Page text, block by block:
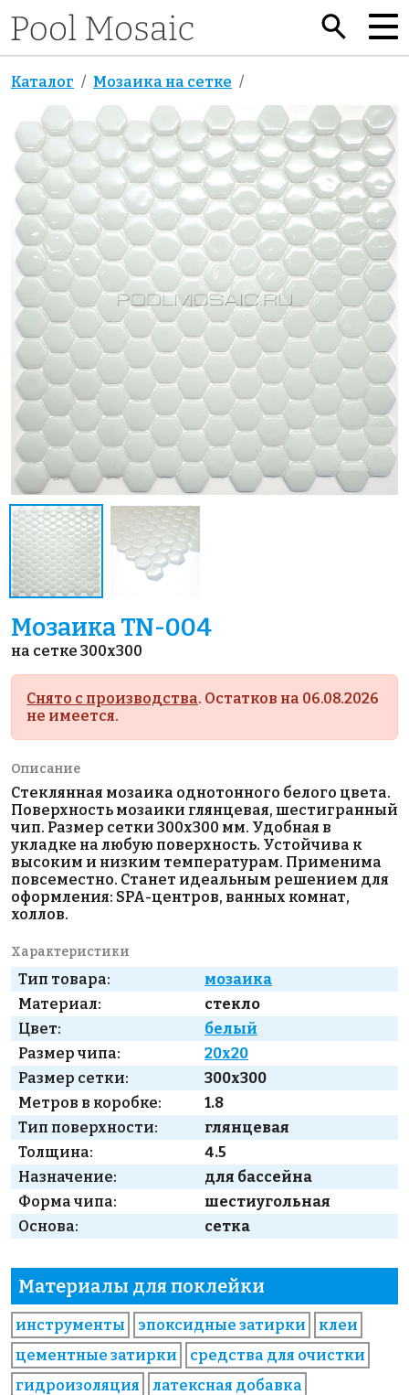
Каталог Мозаика на сетке
Мозаика TN-004
на сетке 300x300
Снято с производства. Остатков на 06.08.2026
не имеется.
Описание
Стеклянная мозаика однотонного белого цвета.
Поверхность мозаики глянцевая, шестигранный
чип. Размер сетки 300х300 мм. Удобная в
укладке на любую поверхность. Устойчива к
высоким и низким температурам. Применима
повсеместно. Станет идеальным решением для
оформления: SPA-центров, ванных комнат,
холлов.
Характеристики
Тип товара:
мозаика
Материал:
стекло
Цвет:
белый
Размер чипа:
20x20
Размер сетки:
300x300
Метров в коробке:
1.8
Тип поверхности:
глянцевая
Толщина:
4.5
Назначение:
для бассейна
Форма чипа:
шестиугольная
Основа:
сетка
Материалы для поклейки
инструменты эпоксидные затирки
клеи
цементные затирки
средства для очистки
гидроизоляция
латексная добавка